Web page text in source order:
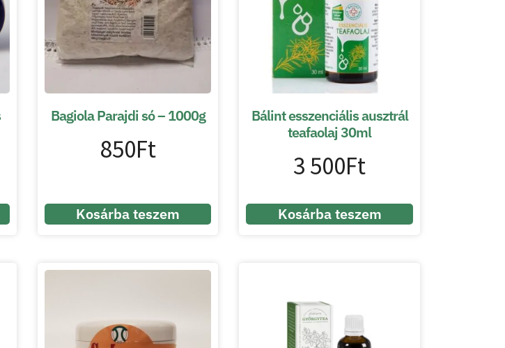
Bagiola Parajdi só – 1000g
850Ft
Kosárba teszem
Bálint esszenciális ausztrál
teafaolaj 30ml
3 500Ft
Kosárba teszem